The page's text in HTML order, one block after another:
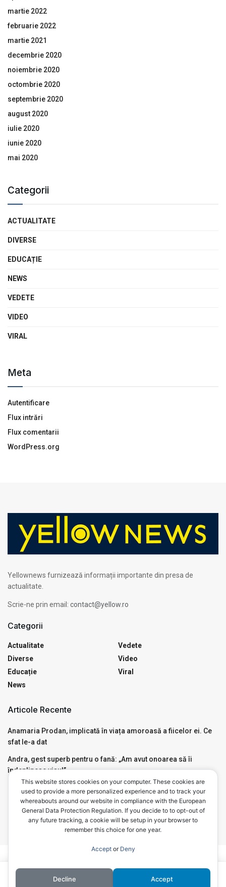
martie 2022
februarie 2022
martie 2021
decembrie 2020
noiembrie 2020
octombrie 2020
septembrie 2020
august 2020
iulie 2020
iunie 2020
mai 2020
Categorii
ACTUALITATE
DIVERSE
EDUCAȚIE
NEWS
VEDETE
VIDEO
VIRAL
Meta
Autentificare
Flux intrări
Flux comentarii
WordPress.org
Yellownews furnizează informații importante din presa de
actualitate.
Scrie-ne prin email: contact@yellow.ro
Categorii
Actualitate
Diverse
Educație
News
Vedete
Video
Viral
Articole Recente
Anamaria Prodan, implicată în viața amoroasă a fiicelor ei. Ce
sfat le-a dat
Andra, gest superb pentru o fană: „Am avut onoarea să îi
îndeplinesc visul”
Motivul pentru care Mircea Badea a avut nevoie de Ambulanță,
live, în emisiunea de la Antena 3. Ce a pățit
YELLOW.ROToate drepturile rezervate.
This website stores cookies on your computer. These cookies are
used to provide a more personalized experience and to track your
whereabouts around our website in compliance with the European
General Data Protection Regulation. If you decide to to opt-out of
any future tracking, a cookie will be setup in your browser to
remember this choice for one year.
Acceptor Deny
Decline Accept
Acest site foloseste cookies. Navigând în continuare, vă exprimaţi
Sunt de acord